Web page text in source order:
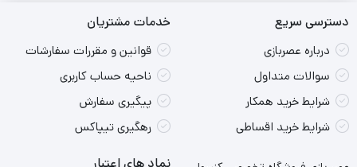
دسترسی سریع
درباره عصربازی
سوالات متداول
شرایط خرید همکار
شرایط خرید اقساطی
خدمات مشتریان
قوانین و مقررات سفارشات
ناحیه حساب کاربری
پیگیری سفارش
رهگیری تیپاکس
نماد های اعتبار